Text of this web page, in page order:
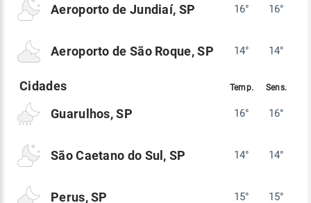
Aeroporto de Jundiaí, SP 16° 16°
Aeroporto de São Roque, SP 14° 14°
Guarulhos, SP 16° 16°
São Caetano do Sul, SP 14° 14°
Perus, SP 15° 15°